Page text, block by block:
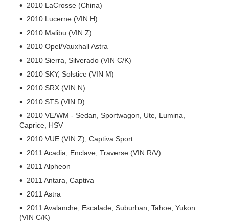
2010 LaCrosse (China)
2010 Lucerne (VIN H)
2010 Malibu (VIN Z)
2010 Opel/Vauxhall Astra
2010 Sierra, Silverado (VIN C/K)
2010 SKY, Solstice (VIN M)
2010 SRX (VIN N)
2010 STS (VIN D)
2010 VE/WM - Sedan, Sportwagon, Ute, Lumina,
Caprice, HSV
2010 VUE (VIN Z), Captiva Sport
2011 Acadia, Enclave, Traverse (VIN R/V)
2011 Alpheon
2011 Antara, Captiva
2011 Astra
2011 Avalanche, Escalade, Suburban, Tahoe, Yukon
(VIN C/K)